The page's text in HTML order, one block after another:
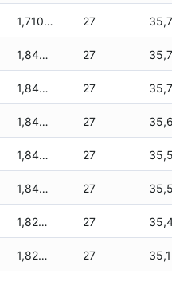
1,710 zł 27
1,845 zł 27
1,845 zł 27
1,845 zł 27
1,845 zł 27
1,845 zł 27
1,825 zł 27
1,825 zł 27